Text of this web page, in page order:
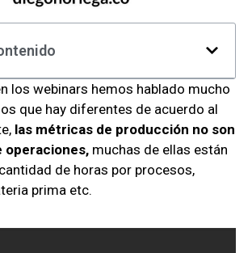
los webinars hemos hablado mucho
que hay diferentes de acuerdo al
las métricas de producción no son
operaciones, muchas de ellas están
de horas por procesos,
prima etc.